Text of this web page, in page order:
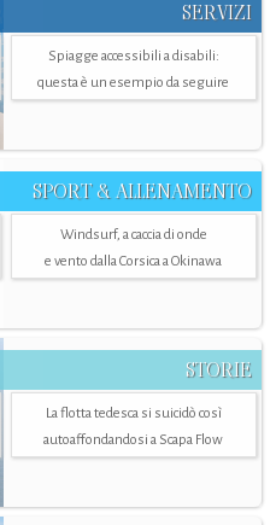
SERVIZI
Spiagge accessibili a disabili:
questa è un esempio da seguire
SPORT & ALLENAMENTO
Windsurf, a caccia di onde
e vento dalla Corsica a Okinawa
STORIE
La flotta tedesca si suicidò così
autoaffondandosi a Scapa Flow